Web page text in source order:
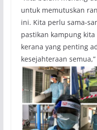
untuk memutuskan
ini. Kita perlu sama-
pastikan kampung
kerana yang penting
kesejahteraan